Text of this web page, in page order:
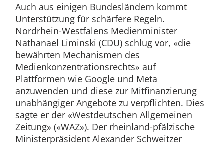
Auch aus einigen Bundesländern kommt
Unterstützung für schärfere Regeln.
Nordrhein-Westfalens Medienminister
Nathanael Liminski (CDU) schlug vor, «die
bewährten Mechanismen des
Medienkonzentrationsrechts» auf
Plattformen wie Google und Meta
anzuwenden und diese zur Mitfinanzierung
unabhängiger Angebote zu verpflichten. Dies
sagte er der «Westdeutschen Allgemeinen
Zeitung» («WAZ»). Der rheinland-pfälzische
Ministerpräsident Alexander Schweitzer